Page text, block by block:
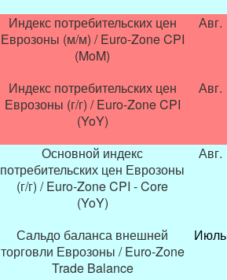
Индекс потребительских цен
Еврозоны (м/м) / Euro-Zone CPI
(MoM)
Авг.
Индекс потребительских цен
Еврозоны (г/г) / Euro-Zone CPI
(YoY)
Авг.
Основной индекс
потребительских цен Еврозоны
(г/г) / Euro-Zone CPI - Core
(YoY)
Авг.
Сальдо баланса внешней
торговли Еврозоны / Euro-Zone
Trade Balance
Июль